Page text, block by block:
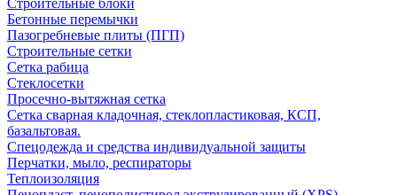
Строительные блоки
Бетонные перемычки
Пазогребневые плиты (ПГП)
Строительные сетки
Сетка рабица
Стеклосетки
Просечно-вытяжная сетка
Сетка сварная кладочная, стеклопластиковая, КСП,
базальтовая.
Спецодежда и средства индивидуальной защиты
Перчатки, мыло, респираторы
Теплоизоляция